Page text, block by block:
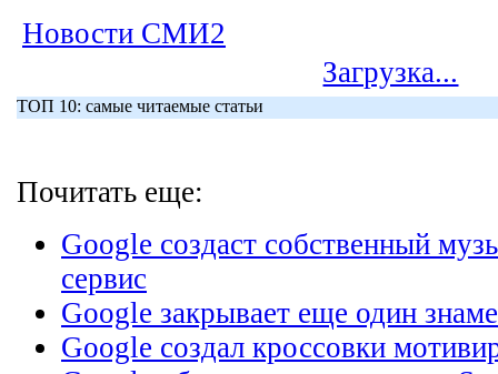
Новости СМИ2
Загрузка...
ТОП 10: самые читаемые статьи
Почитать еще:
Google создаст собственный
сервис
Google закрывает еще один
Google создал кроссовки